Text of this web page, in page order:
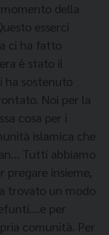
della
esserci
ci ha fatto
è stato il
ha sostenuto
Noi per la
cosa per i
islamica che
Tutti abbiamo
insieme,
trovato un modo
per
comunità. Per